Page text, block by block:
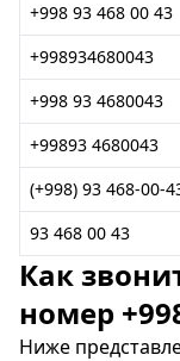
+998 93 468 00 43
+998934680043
+998 93 4680043
+99893 4680043
(+998) 93 468-00-
93 468 00 43
Как
номер
Ниже